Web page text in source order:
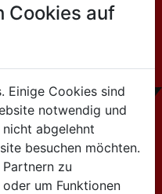
Austria
Cookies auf
Einige Cookies sind
notwendig und
abgelehnt
besuchen möchten.
zu
um Funktionen